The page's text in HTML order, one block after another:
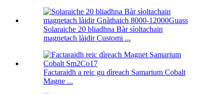
Solaraiche 20 bliadhna Bàr sìoltachain
magnetach làidir Customi ...
Factaraidh a reic gu dìreach Samarium Cobalt
Magne ...